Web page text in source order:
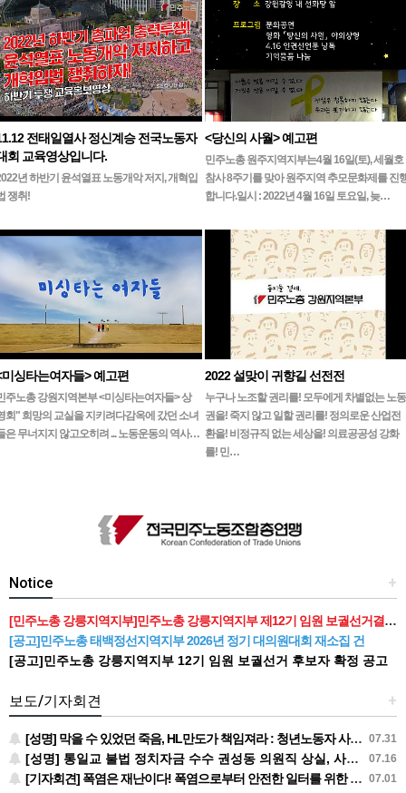
전태일열사 정신계승 전국노동자
회 교육영상입니다.
년 하반기 윤석열표 노동개악 저지, 개혁입
쟁취!
<당신의 사월> 예고편
민주노총 원주지역지부는4월 16일(토), 세월호
참사 8주기를 맞아 원주지역 추모문화제를 진
합니다.일시 : 2022년 4월 16일 토요일, 늦…
미싱타는여자들> 예고편
주노총 강원지역본부 <미싱타는여자들> 상
회" 희망의 교실을 지키려다감옥에 갔던 소녀
은 무너지지 않고오히려 ... 노동운동의 역사…
2022 설맞이 귀향길 선전전
누구나 노조할 권리를! 모두에게 차별없는 노동
권을! 죽지 않고 일할 권리를! 정의로운 산업전
환을! 비정규직 없는 세상을! 의료공공성 강화
를! 민…
+
Notice
[민주노총 강릉지역지부]민주노총 강릉지역지부 제12기 임원 보궐선거결과 공고
[공고]민주노총 태백정선지역지부 2026년 정기 대의원대회 재소집 건
[공고]민주노총 강릉지역지부 12기 임원 보궐선거 후보자 확정 공고
+
보도/기자회견
07.31
[성명] 막을 수 있었던 죽음, HL만도가 책임져라 : 청년노동자 사망사고의 철저한 진상규명과 재발방지 대책 마련하라
07.16
[성명] 통일교 불법 정치자금 수수 권성동 의원직 상실, 사필귀정이다
07.01
[기자회견] 폭염은 재난이다! 폭염으로부터 안전한 일터를 위한 민주노총 강원지역본부 폭염감시단 선포 기자회견